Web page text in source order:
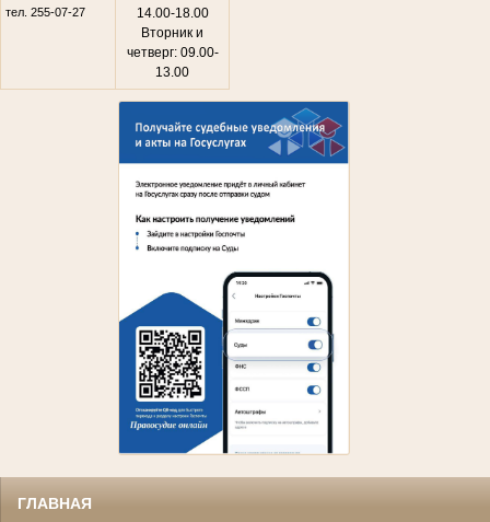
тел. 255-07-27
14.00-18.00
Вторник и
четверг: 09.00-
13.00
ГЛАВНАЯ